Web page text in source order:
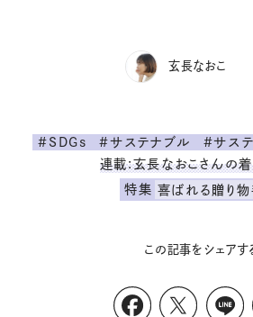
玄長なおこ
#SDGs #サステナブル
#サステ
連載:玄長なおこさんの
特集 喜ばれる贈り物
この記事をシェアす